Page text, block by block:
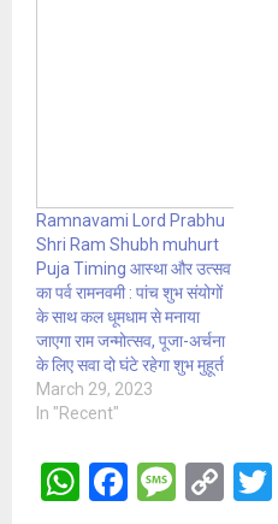
Ramnavami Lord Prabhu
Shri Ram Shubh muhurt
Puja Timing आस्था और उत्सव
का पर्व रामनवमी : पांच शुभ संयोगों
के साथ कल धूमधाम से मनाया
जाएगा राम जन्मोत्सव, पूजा-अर्चना
के लिए सवा दो घंटे रहेगा शुभ मुहूर्त
March 29, 2023
In "Recent"
W F
M C